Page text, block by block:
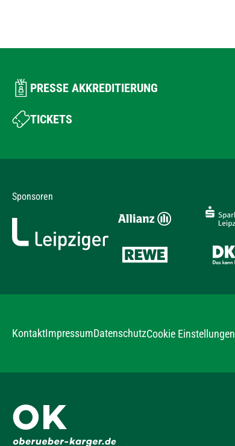
PRESSE AKKREDITIERUNG
TICKETS
Sponsoren
KontaktImpressumDatenschutzCookie Einstellungen